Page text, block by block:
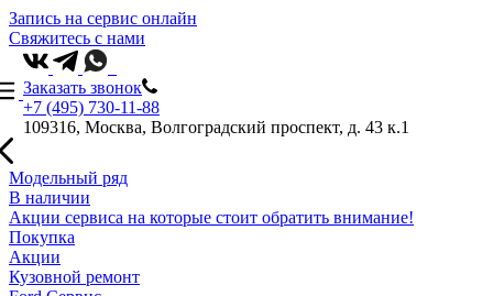
Запись на сервис онлайн
Свяжитесь с нами
Заказать звонок
+7 (495) 730-11-88
109316, Москва, Волгоградский проспект, д. 43 к.1
Модельный ряд
В наличии
Акции сервиса на которые стоит обратить внимание!
Покупка
Акции
Кузовной ремонт